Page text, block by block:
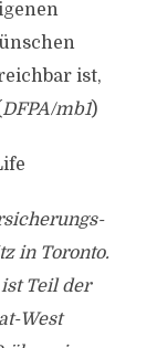
ist,
DFPA/mb1)
in Toronto.
Teil der
West